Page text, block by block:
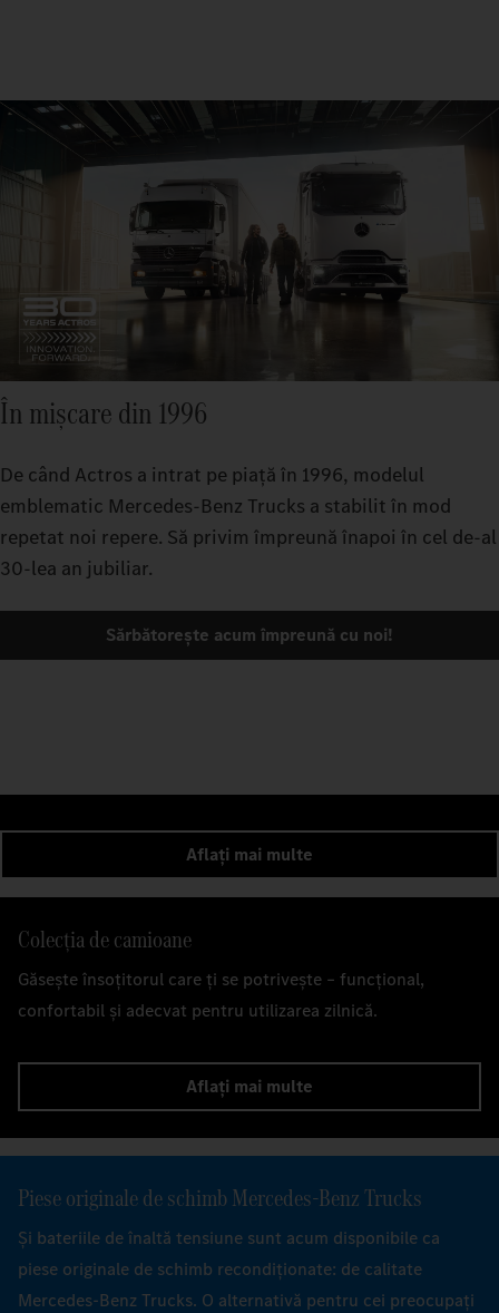
În mișcare din 1996
De când Actros a intrat pe piață în 1996, modelul
emblematic Mercedes-Benz Trucks a stabilit în mod
repetat noi repere. Să privim împreună înapoi în cel de-al
30-lea an jubiliar.
Sărbătorește acum împreună cu noi!
Aflați mai multe
Colecția de camioane
Găsește însoțitorul care ți se potrivește – funcțional,
confortabil și adecvat pentru utilizarea zilnică.
Aflați mai multe
Piese originale de schimb Mercedes‑Benz Trucks
Și bateriile de înaltă tensiune sunt acum disponibile ca
piese originale de schimb recondiționate: de calitate
Mercedes-Benz Trucks. O alternativă pentru cei preocupați